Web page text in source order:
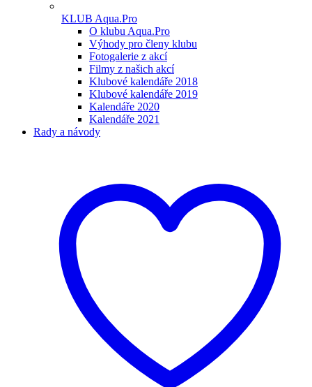
KLUB Aqua.Pro
O klubu Aqua.Pro
Výhody pro členy klubu
Fotogalerie z akcí
Filmy z našich akcí
Klubové kalendáře 2018
Klubové kalendáře 2019
Kalendáře 2020
Kalendáře 2021
Rady a návody